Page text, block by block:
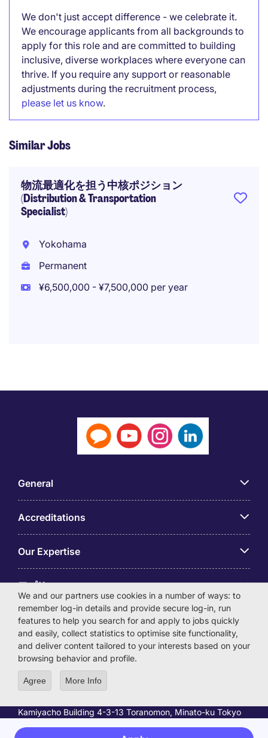
We don't just accept difference - we celebrate it.
We encourage applicants from all backgrounds to
apply for this role and are committed to building
inclusive, diverse workplaces where everyone can
thrive. If you require any support or reasonable
adjustments during the recruitment process,
please let us know.
Similar Jobs
物流最適化を担う中核ポジション
(Distribution & Transportation
Specialist)
Yokohama
Permanent
¥6,500,000 - ¥7,500,000 per year
General
Accreditations
Our Expertise
アプリ
Employer Centre
© Michael Page International (Japan) K.K. Corporation
Kamiyacho Building 4-3-13 Toranomon, Minato-ku Tokyo
105-0001
We and our partners use cookies in a number of ways: to
remember log-in details and provide secure log-in, run
features to help you search for and apply to jobs quickly
and easily, collect statistics to optimise site functionality,
and deliver content tailored to your interests based on your
browsing behavior and profile.
Agree More Info